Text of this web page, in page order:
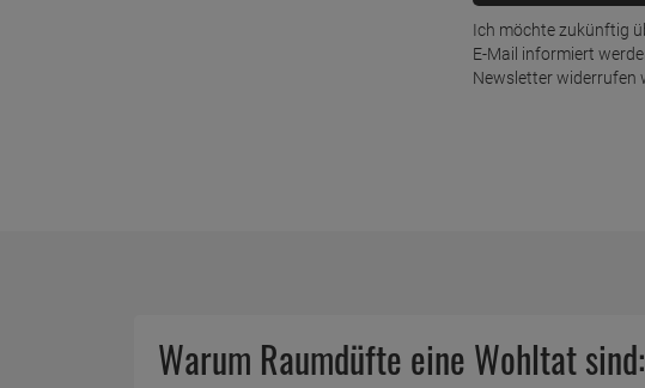
Ich möchte zukünftig
E-Mail informiert
Newsletter widerrufen
Warum Raumdüfte eine Wohltat